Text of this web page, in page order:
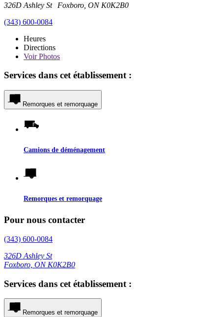
326D Ashley St Foxboro, ON K0K2B0
(343) 600-0084
Heures
Directions
VoirPhotos
Services dans cet établissement :
Remorques et remorquage
Camions de déménagement
Remorques et remorquage
Pour nous contacter
(343) 600-0084
326D Ashley St
Foxboro, ON K0K2B0
Services dans cet établissement :
Remorques et remorquage